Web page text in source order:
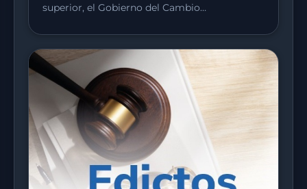
superior, el Gobierno del Cambio…